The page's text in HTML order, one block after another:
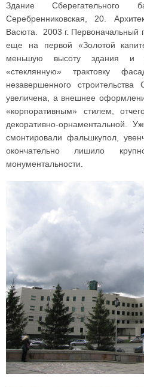
Здание Сберегательного
Серебренниковская, 20.
Васюта. 2003 г. Первоначальный
еще на первой «Золотой
меньшую высоту здания и
«стеклянную» трактовку
незавершенного
увеличена, а внешнее
«корпоративным» стилем,
декоративно-орнаментальной.
смонтировали фальшкупол,
окончательно лишило
монументальности.